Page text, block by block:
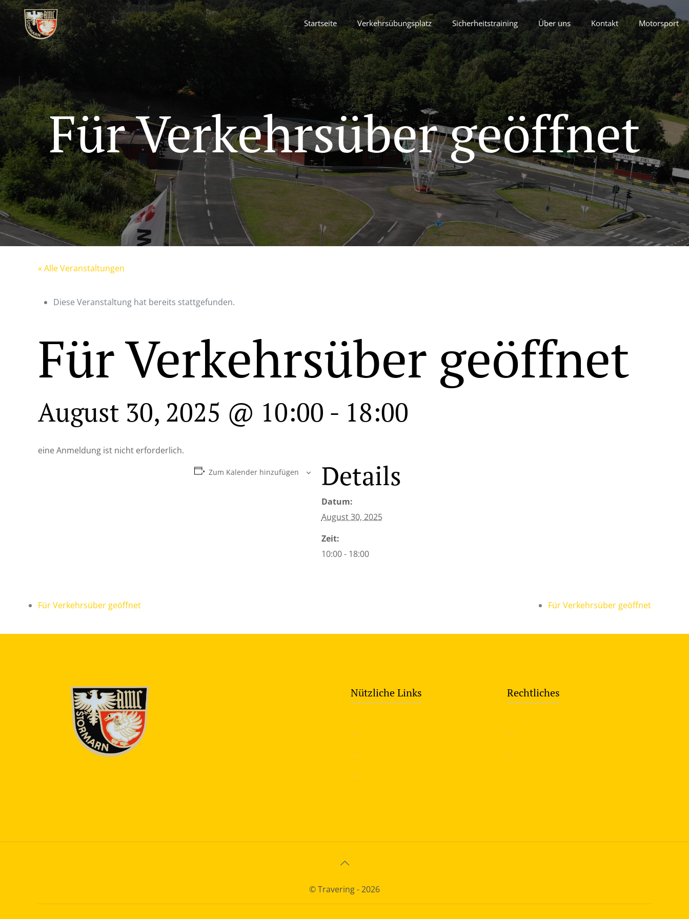
Startseite Verkehrsübungsplatz Sicherheitstraining Über uns Kontakt Motorsport
Für Verkehrsüber geöffnet
« Alle Veranstaltungen
Diese Veranstaltung hat bereits stattgefunden.
Für Verkehrsüber geöffnet
August 30, 2025 @ 10:00 - 18:00
eine Anmeldung ist nicht erforderlich.
Zum Kalender hinzufügen Details
Datum:
August 30, 2025
Zeit:
10:00 - 18:00
Für Verkehrsüber geöffnet Für Verkehrsüber geöffnet
Nützliche Links
—
—
—
Rechtliches
—
—
© Travering - 2026